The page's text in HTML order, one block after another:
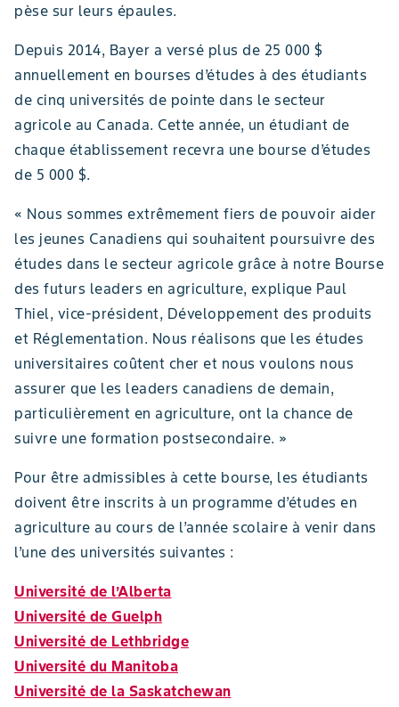
pèse sur leurs épaules.
Depuis 2014, Bayer a versé plus de 25 000 $
annuellement en bourses d’études à des étudiants
de cinq universités de pointe dans le secteur
agricole au Canada. Cette année, un étudiant de
chaque établissement recevra une bourse d’études
de 5 000 $.
« Nous sommes extrêmement fiers de pouvoir aider
les jeunes Canadiens qui souhaitent poursuivre des
études dans le secteur agricole grâce à notre Bourse
des futurs leaders en agriculture, explique Paul
Thiel, vice-président, Développement des produits
et Réglementation. Nous réalisons que les études
universitaires coûtent cher et nous voulons nous
assurer que les leaders canadiens de demain,
particulièrement en agriculture, ont la chance de
suivre une formation postsecondaire. »
Pour être admissibles à cette bourse, les étudiants
doivent être inscrits à un programme d’études en
agriculture au cours de l’année scolaire à venir dans
l’une des universités suivantes :
Université de l’Alberta
Université de Guelph
Université de Lethbridge
Université du Manitoba
Université de la Saskatchewan